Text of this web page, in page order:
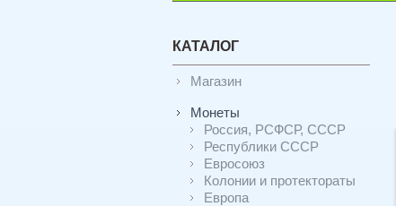
КАТАЛОГ
Магазин
Монеты
Россия, РСФСР, СССР
Республики СССР
Евросоюз
Колонии и протектораты
Европа